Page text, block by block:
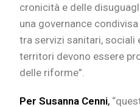
cronicità e delle
una governance
tra servizi sanitari, sociali
territori devono essere
delle riforme”.
Per Susanna Cenni,